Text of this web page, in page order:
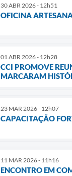
30 ABR 2026 - 12h51
OFICINA
01 ABR 2026 - 12h28
CCI PROMOVE
MARCARAM
23 MAR 2026 - 12h07
CAPACITAÇÃO
11 MAR 2026 - 11h16
ENCONTRO EM